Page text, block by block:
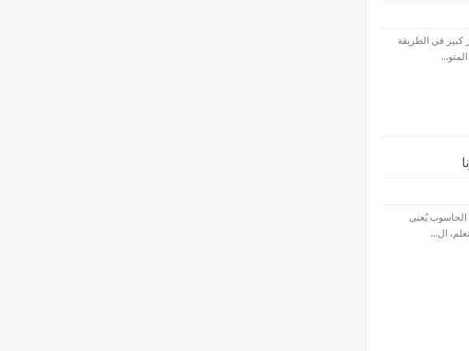
كبير في الطريقة
الحاسوب يُعنى
ال...